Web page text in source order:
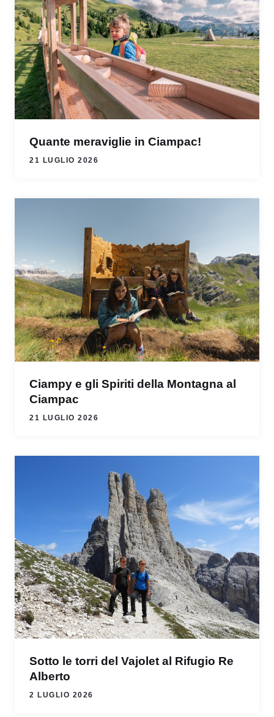
Quante meraviglie in Ciampac!
21 LUGLIO 2026
Ciampy e gli Spiriti della Montagna al
Ciampac
21 LUGLIO 2026
Sotto le torri del Vajolet al Rifugio Re
Alberto
2 LUGLIO 2026